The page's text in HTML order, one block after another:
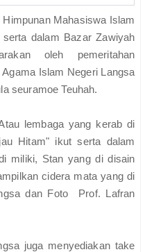
Himpunan Mahasiswa Islam
dalam Bazar Zawiyah
oleh pemeritahan
Islam Negeri Langsa
seuramoe Teuhah.
lembaga yang kerab di
Hitam" ikut serta dalam
miliki, Stan yang di disain
cidera mata yang di
dan Foto Prof. Lafran
juga menyediakan take